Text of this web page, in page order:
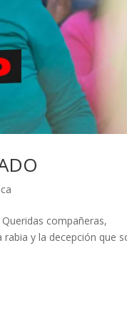
compañeras,
y la decepción que